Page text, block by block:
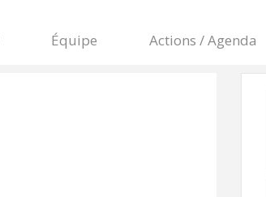
Équipe Actions / Agenda